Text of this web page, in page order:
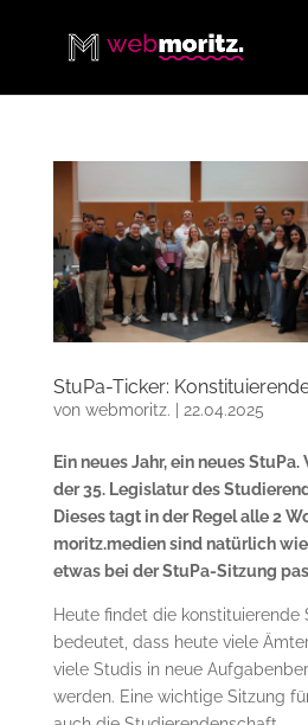
StuPa-Ticker:
von webmoritz. 22.04.2025
Ein neues Jahr, ein neues
der 35. Legislatur des
Dieses tagt in der Regel alle 2
moritz.medien sind natürlich
etwas bei der StuPa-Sitzung
Heute findet die konstituierende
bedeutet, dass heute viele
viele Studis in neue
werden. Eine wichtige Sitzung